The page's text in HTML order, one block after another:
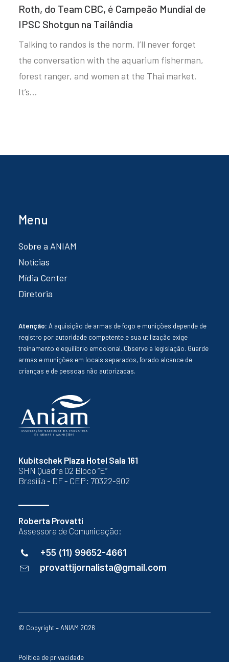
Roth, do Team CBC, é Campeão Mundial de
IPSC Shotgun na Tailândia
Talking to randos is the norm. I’ll never forget
the conversation with the aquarium fisherman,
forest ranger, and women at the Thai market.
It’s…
Kubitschek Plaza Hotel Sala 161
SHN Quadra 02 Bloco “E”
Brasília - DF - CEP: 70322-902
Roberta Provatti
Assessora de Comunicação:
+55 (11) 99652-4661
provattijornalista@gmail.com
Menu
Sobre a ANIAM
Notícias
Mídia Center
Diretoria
Atenção: A aquisição de armas de fogo e munições depende de
registro por autoridade competente e sua utilização exige
treinamento e equilíbrio emocional. Observe a legislação. Guarde
armas e munições em locais separados, forado alcance de
crianças e de pessoas não autorizadas.
© Copyright – ANIAM 2026
Política de privacidade